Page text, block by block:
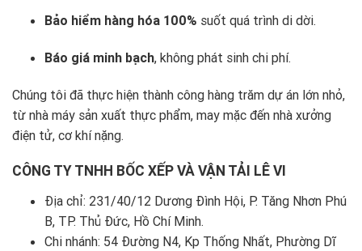
Bảo hiểm hàng hóa 100% suốt quá trình di dời.
Báo giá minh bạch, không phát sinh chi phí.
Chúng tôi đã thực hiện thành công hàng trăm dự án lớn nhỏ,
từ nhà máy sản xuất thực phẩm, may mặc đến nhà xưởng
điện tử, cơ khí nặng.
CÔNG TY TNHH BỐC XẾP VÀ VẬN TẢI LÊ VI
Địa chỉ: 231/40/12 Dương Đình Hội, P. Tăng Nhơn Phú
B, TP. Thủ Đức, Hồ Chí Minh.
Chi nhánh: 54 Đường N4, Kp Thống Nhất, Phường Dĩ